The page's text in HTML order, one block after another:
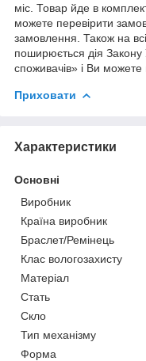
міс. Товар йде в
можете перевірити
замовлення. Також на
поширюється дія
споживачів» і Ви
Приховати
Характеристики
Основні
Виробник
Країна виробник
Браслет/Ремінець
Клас вологозахисту
Матеріал
Стать
Скло
Тип механізму
Форма